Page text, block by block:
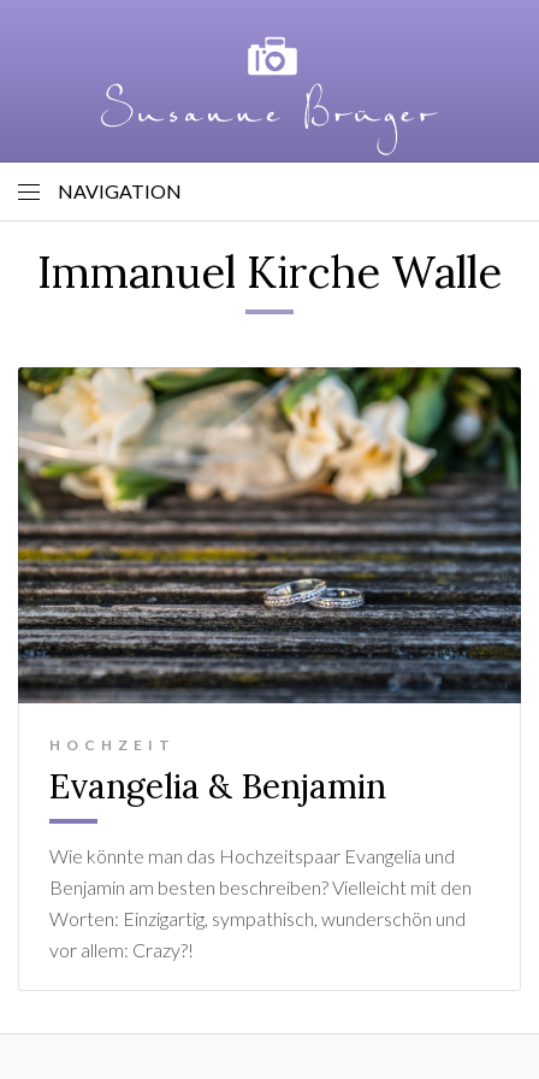
NAVIGATION
Immanuel Kirche Walle
HOCHZEIT
Evangelia & Benjamin
Wie könnte man das Hochzeitspaar Evangelia und
Benjamin am besten beschreiben? Vielleicht mit den
Worten: Einzigartig, sympathisch, wunderschön und
vor allem: Crazy?!